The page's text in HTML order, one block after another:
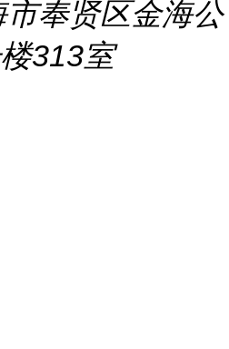
奉贤区金海公
313室